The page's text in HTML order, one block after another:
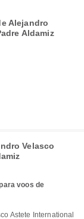
Alejandro
Aldamiz
Velasco
voos de